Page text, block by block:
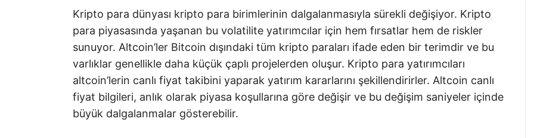
Kripto para dünyası kripto para birimlerinin dalgalanmasıyla sürekli değişiyor. Kripto
para piyasasında yaşanan bu volatilite yatırımcılar için hem fırsatlar hem de riskler
sunuyor. Altcoin’ler Bitcoin dışındaki tüm kripto paraları ifade eden bir terimdir ve bu
varlıklar genellikle daha küçük çaplı projelerden oluşur. Kripto para yatırımcıları
altcoin’lerin canlı fiyat takibini yaparak yatırım kararlarını şekillendirirler. Altcoin canlı
fiyat bilgileri, anlık olarak piyasa koşullarına göre değişir ve bu değişim saniyeler içinde
büyük dalgalanmalar gösterebilir.